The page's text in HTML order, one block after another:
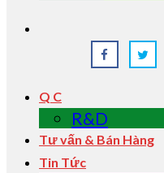
Q C
R&D
Tư vấn & Bán Hàng
Tin Tức